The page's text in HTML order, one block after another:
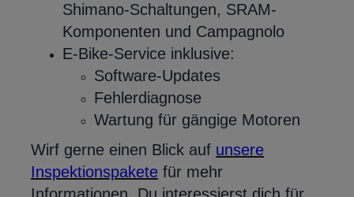
Shimano-Schaltungen, SRAM-
Komponenten und Campagnolo
E-Bike-Service inklusive:
Software-Updates
Fehlerdiagnose
Wartung für gängige Motoren
Wirf gerne einen Blick auf unsere
Inspektionspakete für mehr